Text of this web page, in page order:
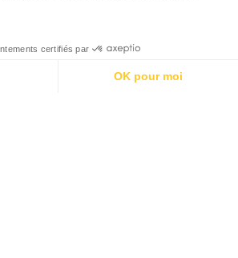
certifiés par
OK pour moi